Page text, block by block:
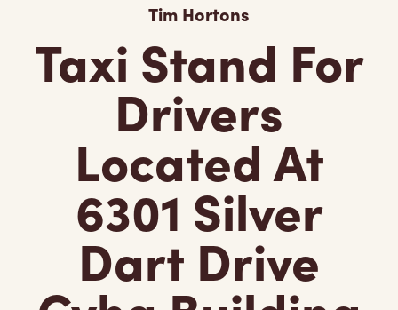
Tim Hortons
Taxi Stand For
Drivers
Located At
6301 Silver
Dart Drive